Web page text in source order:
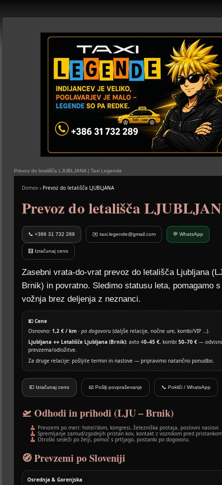
Prevoz do letališča LJUBLJANA | Taxi Legende
Domov › Prevoz do letališča LJUBLJANA
Prevoz do letališča
📞 +386 31 732 289 ✉️ taxi.legende@gmail.com 💬 WhatsApp
🧮 Izračunaj ceno
Zasebni vrata-do-vrat prevoz do letališča Ljubljana
Brnik) in povratno. Sledimo statusu leta, pomagamo
vožnja brez deljenja z neznanci.
💶 Cene
Osnovno: 1,2 € / km · po dogovoru (daljše relacije, nočne ure, kombi/VIP …).
Ljubljana ↔ Letališče Ljubljana (Brnik): avto 40–45 €, kombi 50–70 € —
prevzema/odložitve.
Za druge relacije: pošljite termin in naslove — pripravimo natančno ponudbo.
💶 Izračunaj ceno 📧 Pošlji povpraševanje 📞 Pokliči / WhatsApp
🛫 Odhodi in prihodi (LJU – Brnik)
Prevzemi po meri: hotel/dom, kongresi, železniška postaja, poslovni naslovi.
Spremljanje zamud/zgodnjih pristan kov, kontakt z voznikom pred
Otroški sedeži po želji, pomoč s prtljago, postanki po dogovoru.
🧭 Prevzemi po Sloveniji
Osrednja & Gorenjska